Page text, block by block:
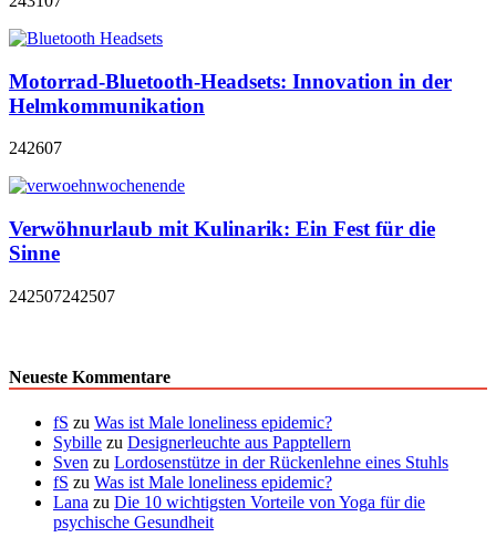
Motorrad-Bluetooth-Headsets: Innovation in der
Helmkommunikation
242607
Verwöhnurlaub mit Kulinarik: Ein Fest für die
Sinne
242507242507
Neueste Kommentare
fS zu Was ist Male loneliness epidemic?
Sybille zu Designerleuchte aus Papptellern
Sven zu Lordosenstütze in der Rückenlehne eines Stuhls
fS zu Was ist Male loneliness epidemic?
Lana zu Die 10 wichtigsten Vorteile von Yoga für die
psychische Gesundheit